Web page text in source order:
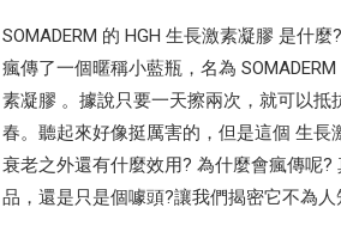
SOMADERM 的 HGH 生長激素凝膠 是什
瘋傳了一個暱稱小藍瓶，名為
素凝膠 。據說只要一天擦兩次，就可以抵
春。聽起來好像挺厲害的，但是這個 生長
衰老之外還有什麼效用? 為什麼會瘋傳呢?
品，還是只是個噱頭?讓我們揭密它不為人